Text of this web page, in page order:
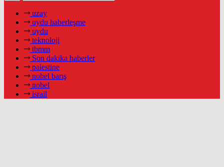
uzay
uydu haberleşme
uydu
teknoloji
tbmm
Son dakika haberler
palestine
nobel barış
nobel
israil